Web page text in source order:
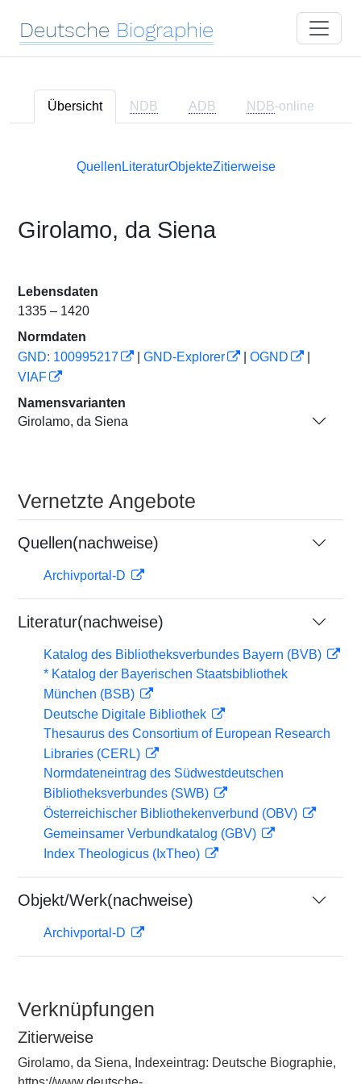
Deutsche Biographie
Übersicht NDB ADB NDB-online
Quellen LiteraturObjekteZitierweise
Girolamo, da Siena
Lebensdaten
1335 – 1420
Normdaten
GND: 100995217
GND-Explorer OGND
VIAF
Namensvarianten
Girolamo, da Siena
Vernetzte Angebote
Quellen(nachweise)
Archivportal-D
Literatur(nachweise)
Katalog des Bibliotheksverbundes Bayern (BVB)
* Katalog der Bayerischen Staatsbibliothek
München (BSB)
Deutsche Digitale Bibliothek
Thesaurus des Consortium of European Research
Libraries (CERL)
Normdateneintrag des Südwestdeutschen
Bibliotheksverbundes (SWB)
Österreichischer Bibliothekenverbund (OBV)
Gemeinsamer Verbundkatalog (GBV)
Index Theologicus (IxTheo)
Objekt/Werk(nachweise)
Archivportal-D
Verknüpfungen
Zitierweise
Girolamo, da Siena, Indexeintrag: Deutsche Biographie,